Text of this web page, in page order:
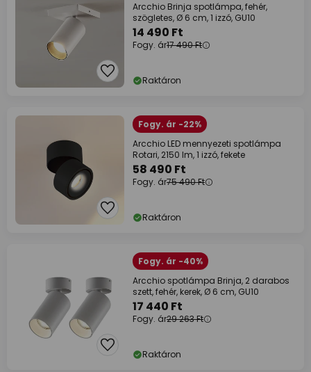
Arcchio Brinja spotlámpa, fehér,
szögletes, Ø 6 cm, 1 izzó, GU10
14 490 Ft
Fogy. ár17 490 Ft
Raktáron
Fogy. ár -22%
Arcchio LED mennyezeti spotlámpa
Rotari, 2150 lm, 1 izzó, fekete
58 490 Ft
Fogy. ár75 490 Ft
Raktáron
Fogy. ár -40%
Arcchio spotlámpa Brinja, 2 darabos
szett, fehér, kerek, Ø 6 cm, GU10
17 440 Ft
Fogy. ár29 263 Ft
Raktáron